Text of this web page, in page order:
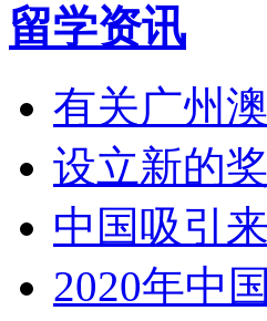
留学资讯
有关广州
设立新的
中国吸引
2020年中